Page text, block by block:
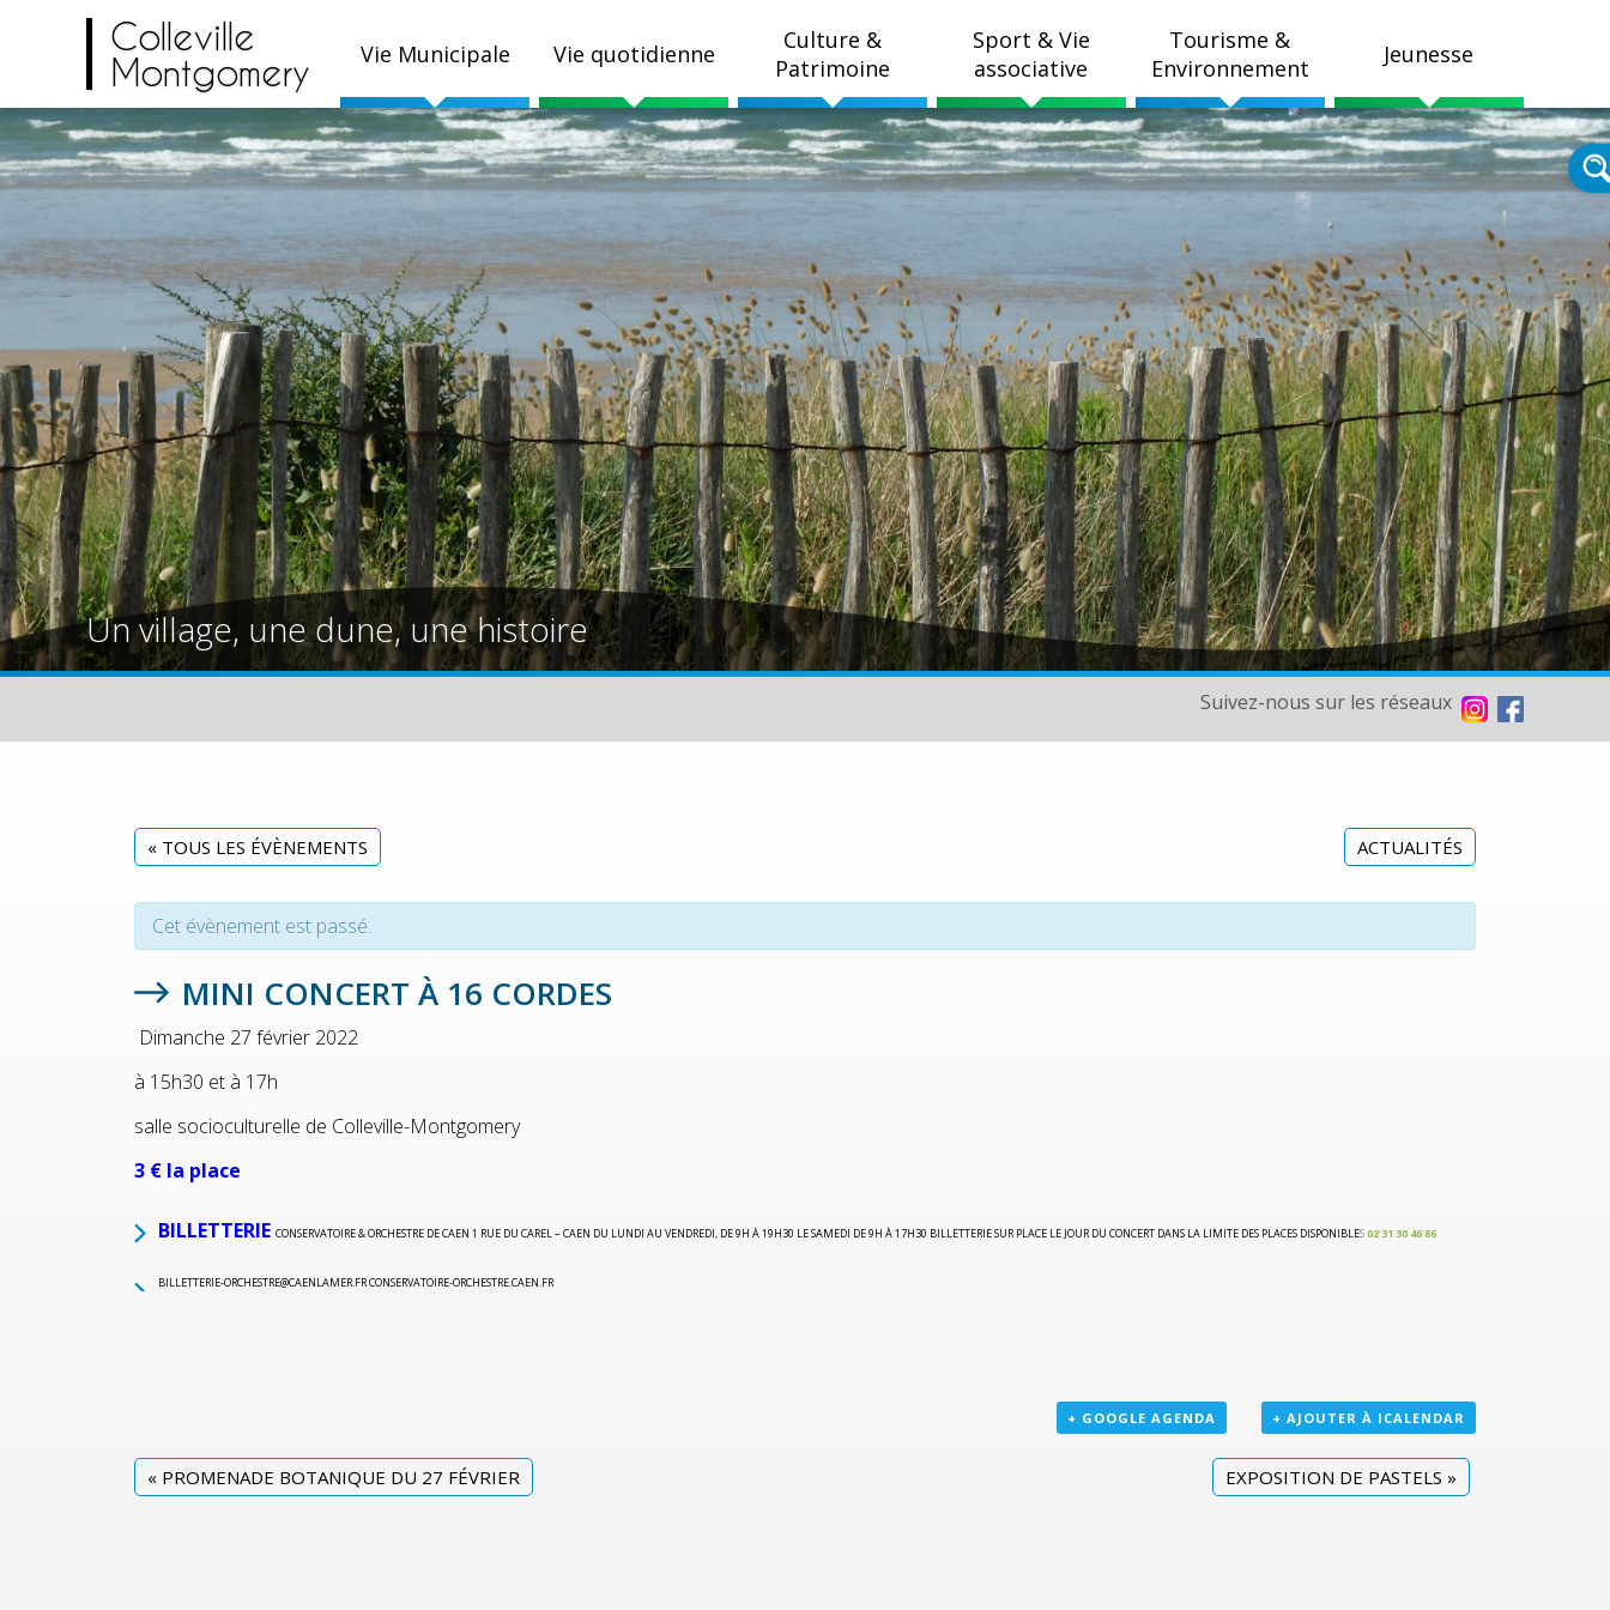
Colleville
Montgomery
Vie Municipale Vie quotidienne
Culture &
Patrimoine
Sport & Vie
associative
Tourisme &
Environnement
Jeunesse
Un village, une dune, une histoire
Suivez-nous sur les réseaux
« TOUS LES ÉVÈNEMENTS ACTUALITÉS
Cet évènement est passé.
MINI CONCERT À 16 CORDES
Dimanche 27 février 2022
à 15h30 et à 17h
salle socioculturelle de Colleville-Montgomery
3 € la place
BILLETTERIE CONSERVATOIRE & ORCHESTRE DE CAEN 1 RUE DU CAREL – CAEN DU LUNDI AU VENDREDI, DE 9H À 19H30 LE SAMEDI DE 9H À 17H30 BILLETTERIE SUR PLACE LE JOUR DU CONCERT DANS LA LIMITE DES PLACES DISPONIBLES02 31 30 46 86
BILLETTERIE-ORCHESTRE@CAENLAMER.FR CONSERVATOIRE-ORCHESTRE.CAEN.FR
+ GOOGLE AGENDA + AJOUTER À ICALENDAR
« PROMENADE BOTANIQUE DU 27 FÉVRIER EXPOSITION DE PASTELS »